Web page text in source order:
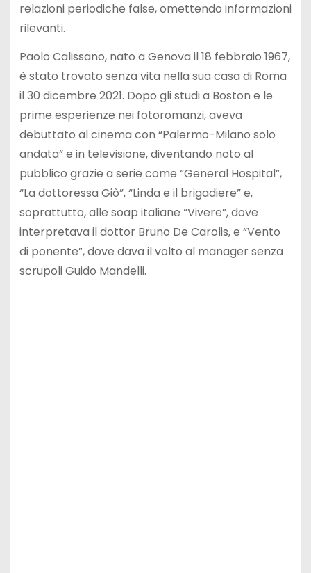
relazioni periodiche false, omettendo informazioni
rilevanti.
Paolo Calissano, nato a Genova il 18 febbraio 1967,
è stato trovato senza vita nella sua casa di Roma
il 30 dicembre 2021. Dopo gli studi a Boston e le
prime esperienze nei fotoromanzi, aveva
debuttato al cinema con “Palermo-Milano solo
andata” e in televisione, diventando noto al
pubblico grazie a serie come “General Hospital”,
“La dottoressa Giò”, “Linda e il brigadiere” e,
soprattutto, alle soap italiane “Vivere”, dove
interpretava il dottor Bruno De Carolis, e “Vento
di ponente”, dove dava il volto al manager senza
scrupoli Guido Mandelli.